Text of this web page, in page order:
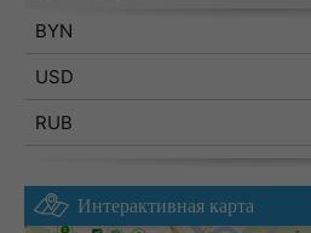
BYN
USD
RUB
Интерактивная карта